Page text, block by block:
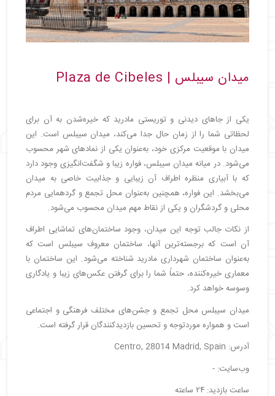
میدان سیبلس | Plaza de Cibeles
یکی از جاهای دیدنی و توریستی مادرید که خیره‌شدن به آن برای
لحظاتی شما را از زمان حال جدا می‌کند، میدان سیبلس است. این
میدان با موقعیت مرکزی خود، به‌عنوان یکی از نمادهای شهر محسوب
می‌شود. در میانه میدان سیبلس، فواره زیبا و شگفت‌انگیزی وجود دارد
که با آبیاری منظره اطراف آن زیبایی و جذابیت خاصی به میدان
می‌بخشد. این فواره، همچنین به‌عنوان محل تجمع و گردهمایی مردم
محلی و گردشگران و یکی از نقاط مهم میدان محسوب می‌شود.
از نکات جالب توجه این میدان، وجود ساختمان‌های تماشایی اطراف
آن است که برجسته‌ترین آنها، ساختمان معروف سیبلس است که
به‌عنوان ساختمان شهرداری مادرید شناخته می‌شود. این ساختمان با
معماری خیره‌کننده، حتماً شما را برای گرفتن عکس‌های زیبا و یادگاری
وسوسه خواهد کرد.
میدان سیبلس محل تجمع و جشن‌های مختلف فرهنگی و اجتماعی
است و همواره موردتوجه و تحسین بازدیدکنندگان قرار گرفته است.
آدرس: Centro, 28014 Madrid, Spain
وب‌سایت: -
ساعت بازدید: ۲۴ ساعته